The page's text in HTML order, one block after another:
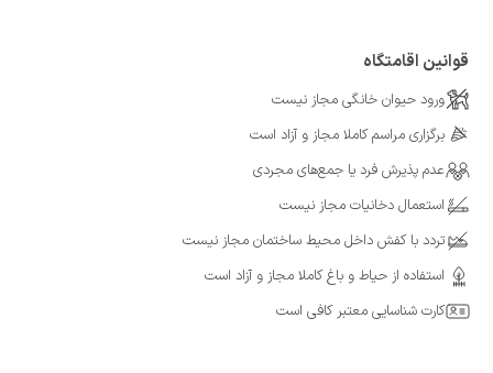
قوانین اقامتگاه
ورود حیوان خانگی مجاز نیست
برگزاری مراسم کاملا مجاز و آزاد است
عدم پذیرش فرد یا جمع‌های مجردی
استعمال دخانیات مجاز نیست
تردد با کفش داخل محیط ساختمان مجاز نیست
استفاده از حیاط و باغ کاملا مجاز و آزاد است
کارت شناسایی معتبر کافی است